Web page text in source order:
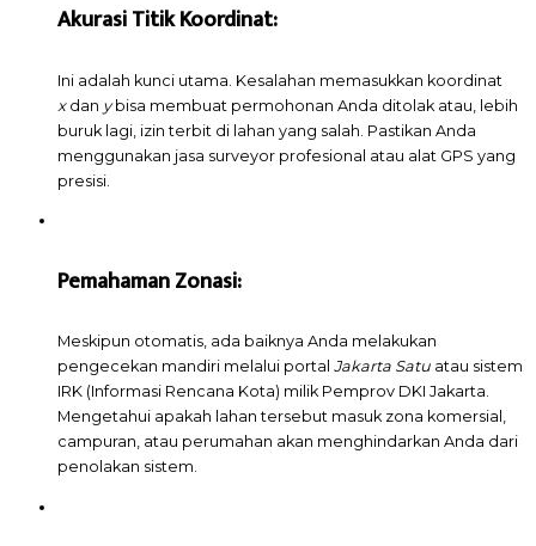
Akurasi Titik Koordinat:
Ini adalah kunci utama. Kesalahan memasukkan koordinat
xdan ybisa membuat permohonan Anda ditolak atau, lebih
buruk lagi, izin terbit di lahan yang salah. Pastikan Anda
menggunakan jasa surveyor profesional atau alat GPS yang
presisi.
Pemahaman Zonasi:
Meskipun otomatis, ada baiknya Anda melakukan
pengecekan mandiri melalui portal Jakarta Satu atau sistem
IRK (Informasi Rencana Kota) milik Pemprov DKI Jakarta.
Mengetahui apakah lahan tersebut masuk zona komersial,
campuran, atau perumahan akan menghindarkan Anda dari
penolakan sistem.